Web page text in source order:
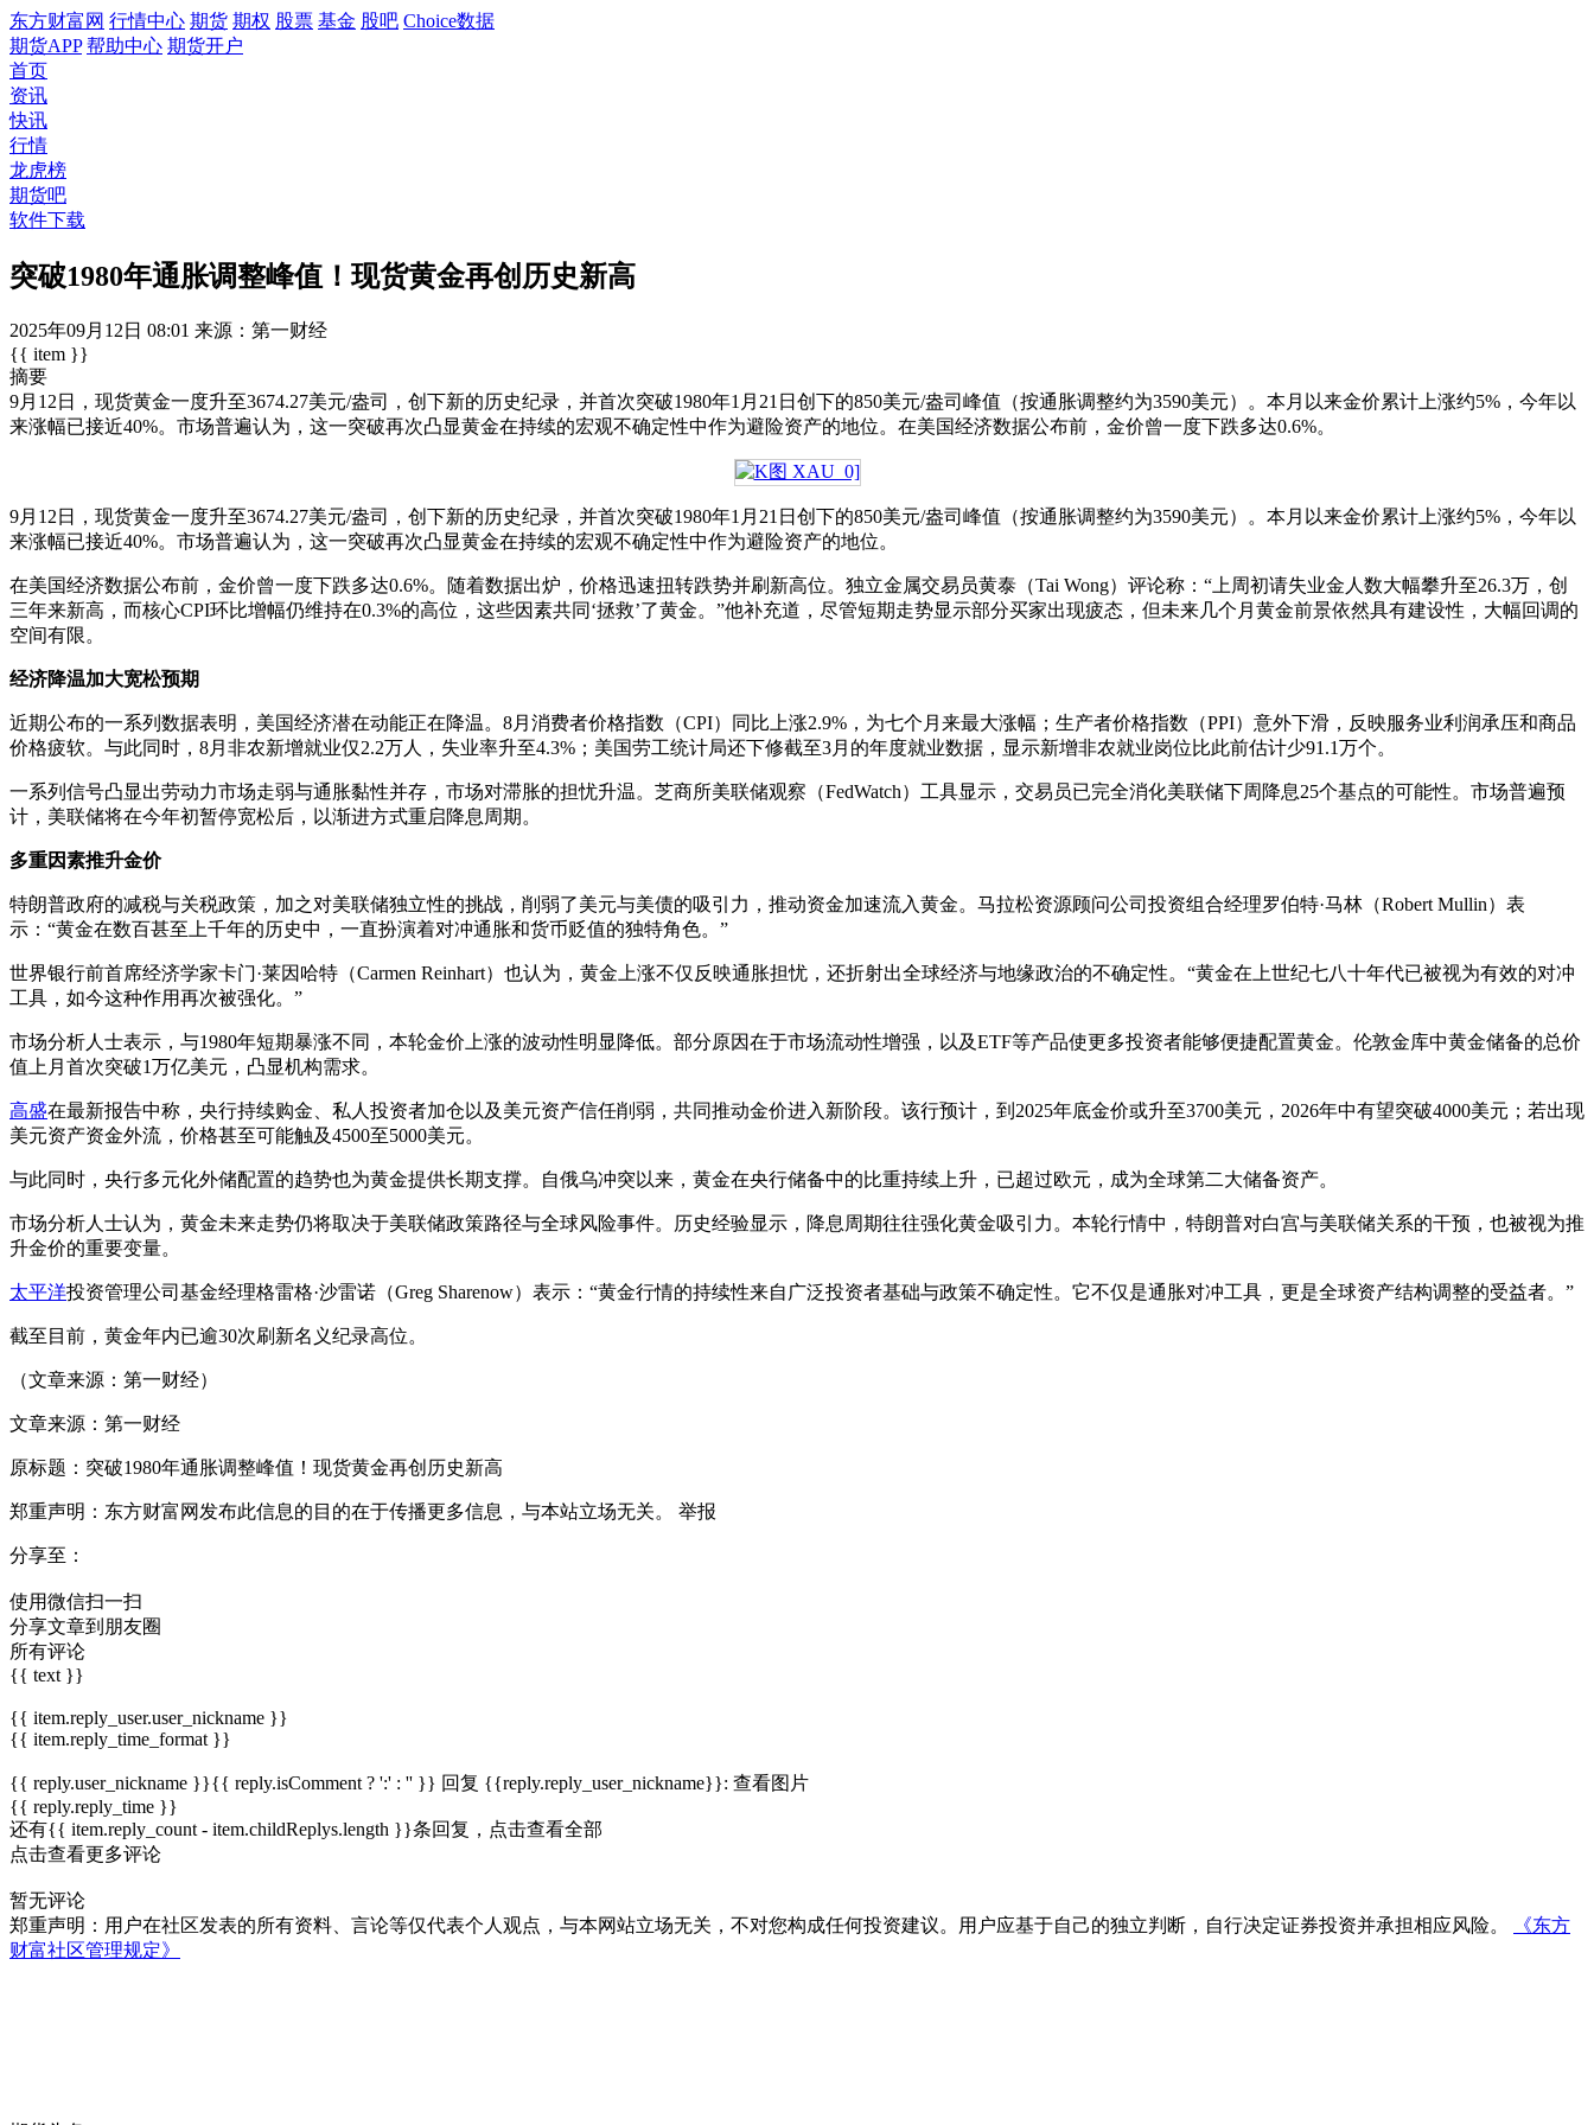
东方财富网 行情中心 期货 期权 股票 基金 股吧 Choice数据
期货APP 帮助中心 期货开户
首页
资讯
快讯
行情
龙虎榜
期货吧
软件下载
突破1980年通胀调整峰值！现货黄金再创历史新高
2025年09月12日 08:01 来源：第一财经
{{ item }}
摘要
9月12日，现货黄金一度升至3674.27美元/盎司，创下新的历史纪录，并首次突破1980年1月21日创下的850美元/盎司峰值（按通胀调整约为3590美元）。本月以来金价累计上涨约5%，今年以
来涨幅已接近40%。市场普遍认为，这一突破再次凸显黄金在持续的宏观不确定性中作为避险资产的地位。在美国经济数据公布前，金价曾一度下跌多达0.6%。
9月12日，现货黄金一度升至3674.27美元/盎司，创下新的历史纪录，并首次突破1980年1月21日创下的850美元/盎司峰值（按通胀调整约为3590美元）。本月以来金价累计上涨约5%，今年以
来涨幅已接近40%。市场普遍认为，这一突破再次凸显黄金在持续的宏观不确定性中作为避险资产的地位。
在美国经济数据公布前，金价曾一度下跌多达0.6%。随着数据出炉，价格迅速扭转跌势并刷新高位。独立金属交易员黄泰（Tai Wong）评论称：“上周初请失业金人数大幅攀升至26.3万，创
三年来新高，而核心CPI环比增幅仍维持在0.3%的高位，这些因素共同‘拯救’了黄金。”他补充道，尽管短期走势显示部分买家出现疲态，但未来几个月黄金前景依然具有建设性，大幅回调的
空间有限。
经济降温加大宽松预期
近期公布的一系列数据表明，美国经济潜在动能正在降温。8月消费者价格指数（CPI）同比上涨2.9%，为七个月来最大涨幅；生产者价格指数（PPI）意外下滑，反映服务业利润承压和商品
价格疲软。与此同时，8月非农新增就业仅2.2万人，失业率升至4.3%；美国劳工统计局还下修截至3月的年度就业数据，显示新增非农就业岗位比此前估计少91.1万个。
一系列信号凸显出劳动力市场走弱与通胀黏性并存，市场对滞胀的担忧升温。芝商所美联储观察（FedWatch）工具显示，交易员已完全消化美联储下周降息25个基点的可能性。市场普遍预
计，美联储将在今年初暂停宽松后，以渐进方式重启降息周期。
多重因素推升金价
特朗普政府的减税与关税政策，加之对美联储独立性的挑战，削弱了美元与美债的吸引力，推动资金加速流入黄金。马拉松资源顾问公司投资组合经理罗伯特·马林（Robert Mullin）表
示：“黄金在数百甚至上千年的历史中，一直扮演着对冲通胀和货币贬值的独特角色。”
世界银行前首席经济学家卡门·莱因哈特（Carmen Reinhart）也认为，黄金上涨不仅反映通胀担忧，还折射出全球经济与地缘政治的不确定性。“黄金在上世纪七八十年代已被视为有效的对冲
工具，如今这种作用再次被强化。”
市场分析人士表示，与1980年短期暴涨不同，本轮金价上涨的波动性明显降低。部分原因在于市场流动性增强，以及ETF等产品使更多投资者能够便捷配置黄金。伦敦金库中黄金储备的总价
值上月首次突破1万亿美元，凸显机构需求。
高盛在最新报告中称，央行持续购金、私人投资者加仓以及美元资产信任削弱，共同推动金价进入新阶段。该行预计，到2025年底金价或升至3700美元，2026年中有望突破4000美元；若出现
美元资产资金外流，价格甚至可能触及4500至5000美元。
与此同时，央行多元化外储配置的趋势也为黄金提供长期支撑。自俄乌冲突以来，黄金在央行储备中的比重持续上升，已超过欧元，成为全球第二大储备资产。
市场分析人士认为，黄金未来走势仍将取决于美联储政策路径与全球风险事件。历史经验显示，降息周期往往强化黄金吸引力。本轮行情中，特朗普对白宫与美联储关系的干预，也被视为推
升金价的重要变量。
太平洋投资管理公司基金经理格雷格·沙雷诺（Greg Sharenow）表示：“黄金行情的持续性来自广泛投资者基础与政策不确定性。它不仅是通胀对冲工具，更是全球资产结构调整的受益者。”
截至目前，黄金年内已逾30次刷新名义纪录高位。
（文章来源：第一财经）
文章来源：第一财经
原标题：突破1980年通胀调整峰值！现货黄金再创历史新高
郑重声明：东方财富网发布此信息的目的在于传播更多信息，与本站立场无关。 举报
分享至：
使用微信扫一扫
分享文章到朋友圈
所有评论
{{ text }}
{{ item.reply_user.user_nickname }}
{{ item.reply_time_format }}
{{ reply.user_nickname }}{{ reply.isComment ? ':' : '' }} 回复 {{reply.reply_user_nickname}}: 查看图片
{{ reply.reply_time }}
还有{{ item.reply_count - item.childReplys.length }}条回复， 点击查看全部
点击查看更多评论
暂无评论
郑重声明：用户在社区发表的所有资料、言论等仅代表个人观点，与本网站立场无关，不对您构成任何投资建议。用户应基于自己的独立判断，自行决定证券投资并承担相应风险。
《东方
财富社区管理规定》